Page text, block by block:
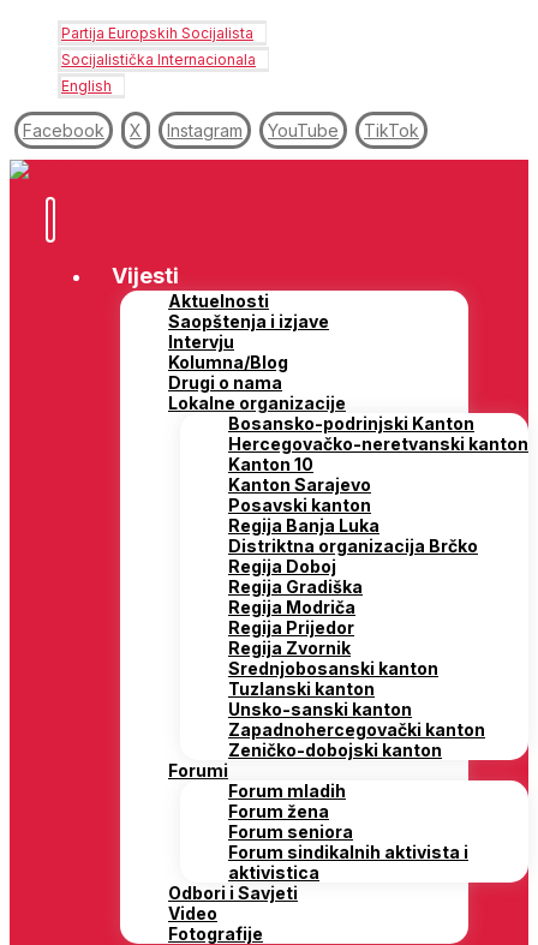
Partija Europskih Socijalista
Socijalistička Internacionala
English
Facebook X Instagram YouTube TikTok
Vijesti
Aktuelnosti
Saopštenja i izjave
Intervju
Kolumna/Blog
Drugi o nama
Lokalne organizacije
Bosansko-podrinjski Kanton
Hercegovačko-neretvanski kanton
Kanton 10
Kanton Sarajevo
Posavski kanton
Regija Banja Luka
Distriktna organizacija Brčko
Regija Doboj
Regija Gradiška
Regija Modriča
Regija Prijedor
Regija Zvornik
Srednjobosanski kanton
Tuzlanski kanton
Unsko-sanski kanton
Zapadnohercegovački kanton
Zeničko-dobojski kanton
Forumi
Forum mladih
Forum žena
Forum seniora
Forum sindikalnih aktivista i
aktivistica
Odbori i Savjeti
Video
Fotografije